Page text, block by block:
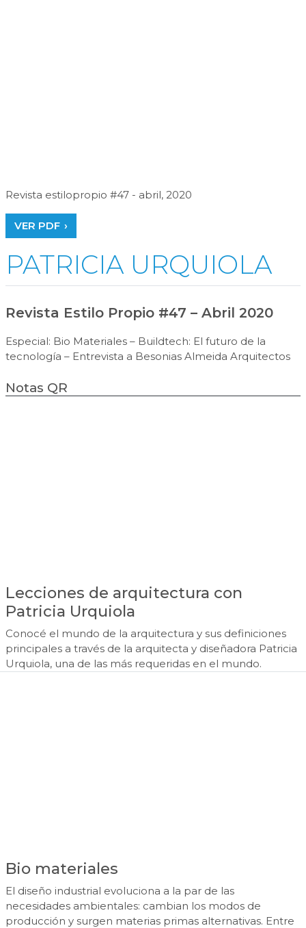
Revista estilopropio #47 - abril, 2020
VER PDF
PATRICIA URQUIOLA
Revista Estilo Propio #47 – Abril 2020
Especial: Bio Materiales – Buildtech: El futuro de la
tecnología – Entrevista a Besonias Almeida Arquitectos
Notas QR
Lecciones de arquitectura con
Patricia Urquiola
Conocé el mundo de la arquitectura y sus definiciones
principales a través de la arquitecta y diseñadora Patricia
Urquiola, una de las más requeridas en el mundo.
Bio materiales
El diseño industrial evoluciona a la par de las
necesidades ambientales: cambian los modos de
producción y surgen materias primas alternativas. Entre